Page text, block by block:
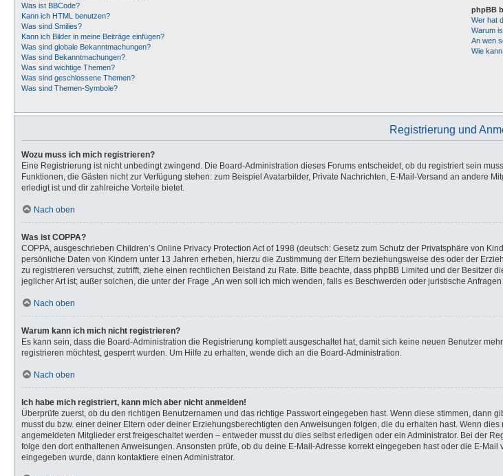
Was ist BBCode?
Kann ich HTML benutzen?
Was sind Smilies?
Kann ich Bilder in meine Beiträge einfügen?
Was sind globale Bekanntmachungen?
Was sind Bekanntmachungen?
Was sind wichtige Themen?
Was sind geschlossene Themen?
Was sind Themen-Symbole?
phpBB
Wer hat
Warum
An wen
Wie
Registrierung und
Wozu muss ich mich registrieren?
Eine Registrierung ist nicht unbedingt zwingend. Die Board-Administration dieses Forums entscheidet, ob du registriert sein
Funktionen, die Gästen nicht zur Verfügung stehen: zum Beispiel Avatarbilder, Private Nachrichten, E-Mail-Versand an andere
erledigt ist und dir zahlreiche Vorteile bietet.
Nach oben
Was ist COPPA?
COPPA, ausgeschrieben Children’s Online Privacy Protection Act of 1998 (deutsch: Gesetz zum Schutz der Privatsphäre von
persönliche Daten von Kindern unter 13 Jahren erheben, hierzu die Zustimmung der Eltern beziehungsweise des oder der
zu registrieren versuchst, zutrifft, ziehe einen rechtlichen Beistand zu Rate. Bitte beachte, dass phpBB Limited und der
jeglicher Art ist; außer solchen, die unter der Frage „An wen soll ich mich wenden, falls es Beschwerden oder juristische
Nach oben
Warum kann ich mich nicht registrieren?
Es kann sein, dass die Board-Administration die Registrierung komplett ausgeschaltet hat, damit sich keine neuen Benutzer
registrieren möchtest, gesperrt wurden. Um Hilfe zu erhalten, wende dich an die Board-Administration.
Nach oben
Ich habe mich registriert, kann mich aber nicht anmelden!
Überprüfe zuerst, ob du den richtigen Benutzernamen und das richtige Passwort eingegeben hast. Wenn diese stimmen, dann
musst du bzw. einer deiner Eltern oder deiner Erziehungsberechtigten den Anweisungen folgen, die du erhalten hast. Wenn
angemeldeten Mitglieder erst freigeschaltet werden – entweder musst du dies selbst erledigen oder ein Administrator. Bei der
folge den dort enthaltenen Anweisungen. Ansonsten prüfe, ob du deine E-Mail-Adresse korrekt eingegeben hast oder die E-
eingegeben wurde, dann kontaktiere einen Administrator.